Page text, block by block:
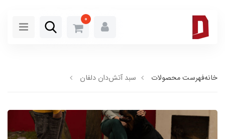
0
خانهفهرست محصولات سبد آتش‌دان دلفان